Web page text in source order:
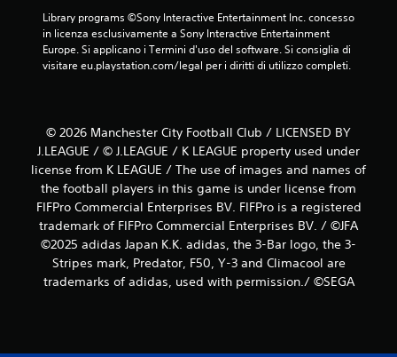
Library programs ©Sony Interactive Entertainment Inc. concesso
in licenza esclusivamente a Sony Interactive Entertainment
Europe. Si applicano i Termini d'uso del software. Si consiglia di
visitare eu.playstation.com/legal per i diritti di utilizzo completi.
© 2026 Manchester City Football Club / LICENSED BY
J.LEAGUE / © J.LEAGUE / K LEAGUE property used under
license from K LEAGUE / The use of images and names of
the football players in this game is under license from
FIFPro Commercial Enterprises BV. FIFPro is a registered
trademark of FIFPro Commercial Enterprises BV. / ©JFA
©2025 adidas Japan K.K. adidas, the 3-Bar logo, the 3-
Stripes mark, Predator, F50, Y-3 and Climacool are
trademarks of adidas, used with permission./ ©SEGA